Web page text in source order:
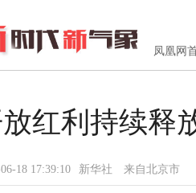
凤凰网
红利持续释
18 17:39:10 新华社 来自北京市